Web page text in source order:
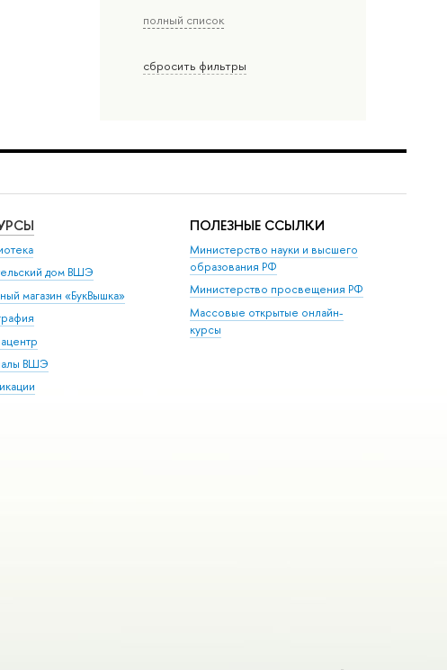
полный список
сбросить фильтры
дом ВШЭ
магазин «БукВышка»
ВШЭ
ПОЛЕЗНЫЕ ССЫЛКИ
Министерство науки и высшего
образования РФ
Министерство просвещения РФ
Массовые открытые онлайн-
курсы